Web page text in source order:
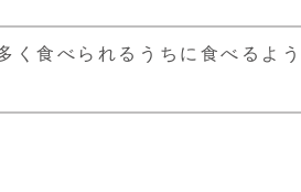
く食べられるうちに食べるよ